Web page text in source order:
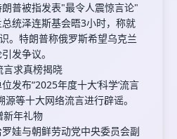
普被指发表"最令人震惊言论"
统泽连斯基会晤3小时，称就
。特朗普称俄罗斯希望乌克兰
发争议。
言求真榜揭晓
发布“2025年度十大‘科学’流言
等十大网络流言进行辟谣。
新年礼物
娃与朝鲜劳动党中央委员会副